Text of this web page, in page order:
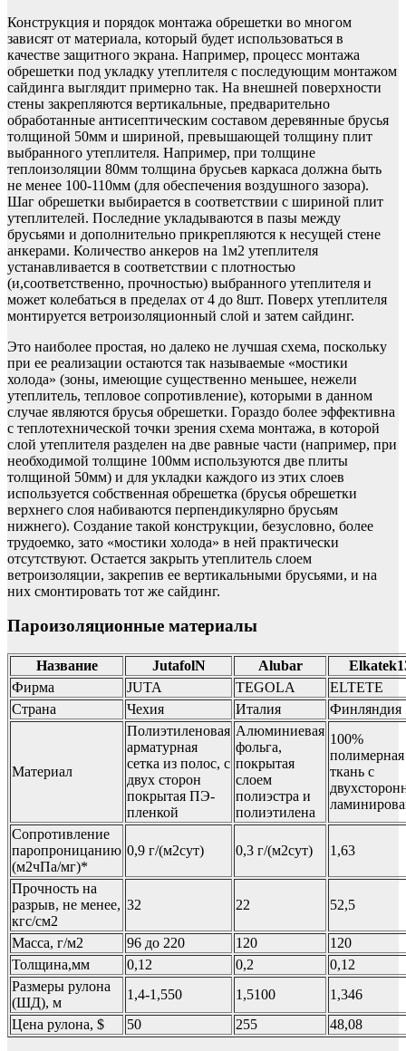
Конструкция и порядок монтажа обрешетки во многом
зависят от материала, который будет использоваться в
качестве защитного экрана. Например, процесс монтажа
обрешетки под укладку утеплителя с последующим монтажом
сайдинга выглядит примерно так. На внешней поверхности
стены закрепляются вертикальные, предварительно
обработанные антисептическим составом деревянные брусья
толщиной 50мм и шириной, превышающей толщину плит
выбранного утеплителя. Например, при толщине
теплоизоляции 80мм толщина брусьев каркаса должна быть
не менее 100-110мм (для обеспечения воздушного зазора).
Шаг обрешетки выбирается в соответствии с шириной плит
утеплителей. Последние укладываются в пазы между
брусьями и дополнительно прикрепляются к несущей стене
анкерами. Количество анкеров на 1м2 утеплителя
устанавливается в соответствии с плотностью
(и,соответственно, прочностью) выбранного утеплителя и
может колебаться в пределах от 4 до 8шт. Поверх утеплителя
монтируется ветроизоляционный слой и затем сайдинг.
Это наиболее простая, но далеко не лучшая схема, поскольку
при ее реализации остаются так называемые «мостики
холода» (зоны, имеющие существенно меньшее, нежели
утеплитель, тепловое сопротивление), которыми в данном
случае являются брусья обрешетки. Гораздо более эффективна
с теплотехнической точки зрения схема монтажа, в которой
слой утеплителя разделен на две равные части (например, при
необходимой толщине 100мм используются две плиты
толщиной 50мм) и для укладки каждого из этих слоев
используется собственная обрешетка (брусья обрешетки
верхнего слоя набиваются перпендикулярно брусьям
нижнего). Создание такой конструкции, безусловно, более
трудоемко, зато «мостики холода» в ней практически
отсутствуют. Остается закрыть утеплитель слоем
ветроизоляции, закрепив ее вертикальными брусьями, и на
них смонтировать тот же сайдинг.
Пароизоляционные материалы
Название JutafolN Alubar
Фирма
JUTA TEGOLA
ELTETE
Страна
Чехия Италия Финляндия
Материал
Полиэтиленовая
арматурная
сетка из полос, с
двух сторон
покрытая ПЭ-
пленкой
Алюминиевая
фольга,
покрытая
слоем
полиэстра и
полиэтилена
100%
полимерная
ткань с
Сопротивление
паропроницанию
(м2чПа/мг)*
0,9 г/(м2сут) 0,3 г/(м2сут) 1,63
Прочность на
разрыв, не менее,
кгс/см2
32 22 52,5
Масса, г/м2 96 до 220 120
120
Толщина,мм
0,12 0,2
0,12
Размеры рулона
(ШД), м
1,4-1,550 1,5100
1,346
Цена рулона, $
50 255 48,08